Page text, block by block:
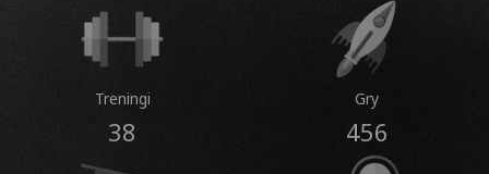
Treningi
38
Gry
456